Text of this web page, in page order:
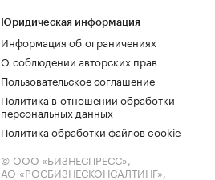
Юридическая информация
Информация об ограничениях
О соблюдении авторских прав
Пользовательское соглашение
Политика в отношении обработки
персональных данных
Политика обработки файлов cookie
© ООО «БИЗНЕСПРЕСС»,
АО «РОСБИЗНЕСКОНСАЛТИНГ»,